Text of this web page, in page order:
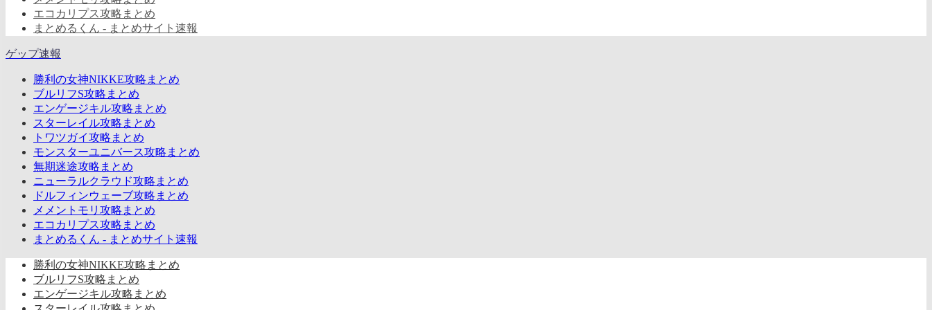
エコカリプス攻略まとめ
まとめるくん - まとめサイト速報
ゲップ速報
勝利の女神NIKKE攻略まとめ
ブルリフS攻略まとめ
エンゲージキル攻略まとめ
スターレイル攻略まとめ
トワツガイ攻略まとめ
モンスターユニバース攻略まとめ
無期迷途攻略まとめ
ニューラルクラウド攻略まとめ
ドルフィンウェーブ攻略まとめ
メメントモリ攻略まとめ
エコカリプス攻略まとめ
まとめるくん - まとめサイト速報
勝利の女神NIKKE攻略まとめ
ブルリフS攻略まとめ
エンゲージキル攻略まとめ